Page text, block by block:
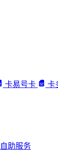
卡易号卡 卡
自助服务